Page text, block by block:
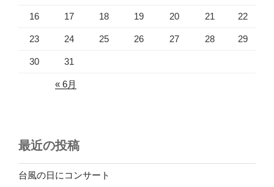
16 17 18 19 20 21 22
23 24 25 26 27 28 29
30 31
« 6月
最近の投稿
台風の日にコンサート